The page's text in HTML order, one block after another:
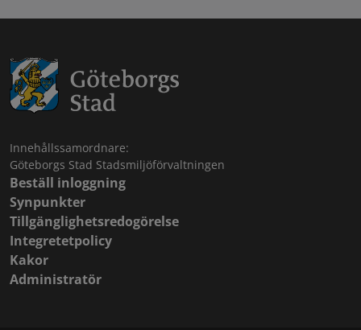
Innehållssamordnare:
Göteborgs Stad Stadsmiljöförvaltningen
Beställ inloggning
Synpunkter
Tillgänglighetsredogörelse
Integretetpolicy
Kakor
Administratör